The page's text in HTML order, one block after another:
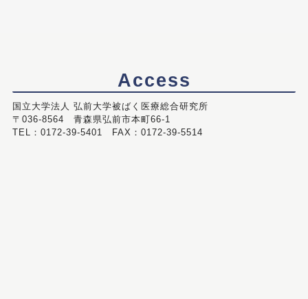
Access
国立大学法人 弘前大学被ばく医療総合研究所
〒036-8564 青森県弘前市本町66-1
TEL：0172-39-5401 FAX：0172-39-5514